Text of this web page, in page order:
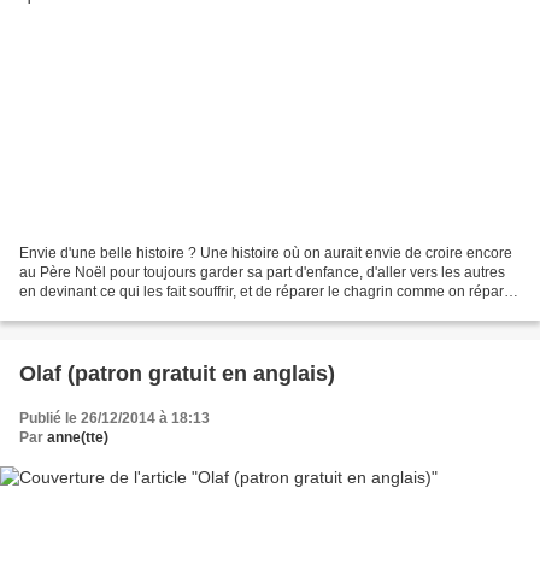
Envie d'une belle histoire ? Une histoire où on aurait envie de croire encore
au Père Noël pour toujours garder sa part d'enfance, d'aller vers les autres
en devinant ce qui les fait souffrir, et de réparer le chagrin comme on répare
Olaf (patron gratuit en anglais)
Publié le 26/12/2014 à 18:13
Par anne(tte)